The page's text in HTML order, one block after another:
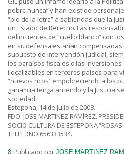
pobre nunca” y han existido
“pie de la letra” a sabiendas que la
un Estado de Derecho. Las
delincuentes de “cuello blanco” con
en su defensa estarían compensadas
supuesto de intervención judicial,
los paraísos fiscales o las inversiones
ilocalizables en terceros países para
“nuevos ricos” empobreciendo a los
ganancia tenga arriendo y la Justicia
sociedad.
Estepona, 14 de julio de 2008.
FDO. JOSE MARTINEZ RAMÍREZ.
SOCIO CULTURA DE ESTEPONA
TELEFONO 656333534.
8.Publicado por JOSE MARTINEZ